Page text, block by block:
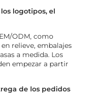
logotipos, el
ODM, como
relieve, embalajes
a medida. Los
empezar a partir
de los pedidos